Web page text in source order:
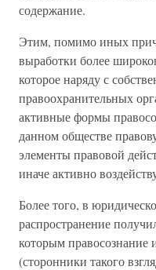
содержание.
Этим, помимо иных
выработки более
которое наряду с
правоохранительных
активные формы
данном обществе
элементы правовой
иначе активно
Более того, в
распространение
которым правосоз­нание
(сторонники такого